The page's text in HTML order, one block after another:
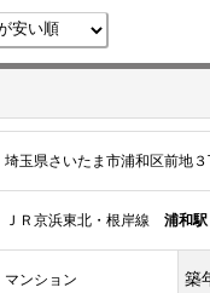
埼玉県さいたま市浦和区前地３
ＪＲ京浜東北・根岸線 浦和駅
マンション 築